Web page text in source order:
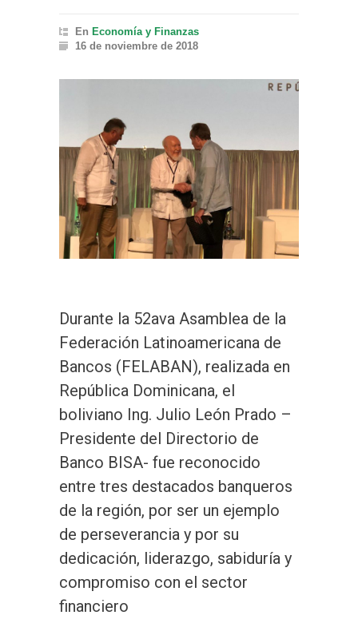
En Economía y Finanzas
16 de noviembre de 2018
Durante la 52ava Asamblea de la
Federación Latinoamericana de
Bancos (FELABAN), realizada en
República Dominicana, el
boliviano Ing. Julio León Prado –
Presidente del Directorio de
Banco BISA- fue reconocido
entre tres destacados banqueros
de la región, por ser un ejemplo
de perseverancia y por su
dedicación, liderazgo, sabiduría y
compromiso con el sector
financiero